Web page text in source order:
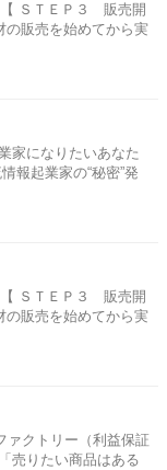
ＳＴＥＰ３ 販売開
の販売を始めてから実
家になりたいあなた
報起業家の“秘密”発
ＳＴＥＰ３ 販売開
の販売を始めてから実
ァクトリー（利益保証
売りたい商品はある